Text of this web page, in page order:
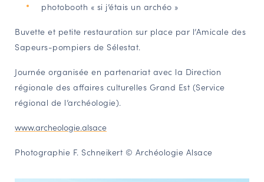
photobooth « si j’étais un archéo »
Buvette et petite restauration sur place par l’Amicale des
Sapeurs-pompiers de Sélestat.
Journée organisée en partenariat avec la Direction
régionale des affaires culturelles Grand Est (Service
régional de l’archéologie).
www.archeologie.alsace
Photographie F. Schneikert © Archéologie Alsace